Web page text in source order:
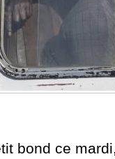
bond ce